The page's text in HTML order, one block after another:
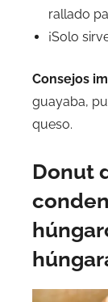
rallado
¡Solo
Consejos
guayaba,
queso.
Donut